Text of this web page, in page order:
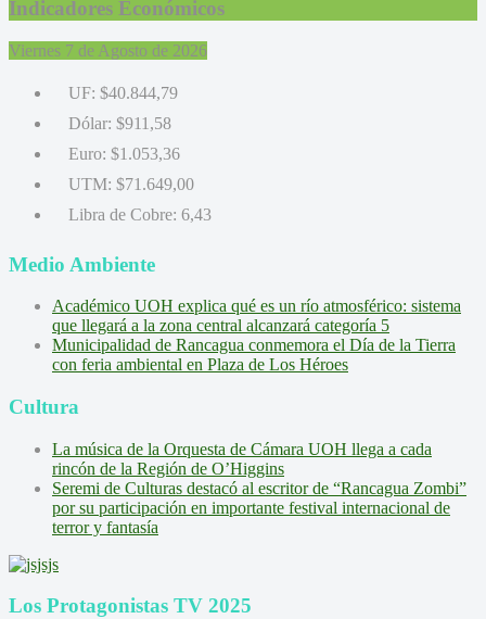
Indicadores Económicos
Viernes 7 de Agosto de 2026
UF: $40.844,79
Dólar: $911,58
Euro: $1.053,36
UTM: $71.649,00
Libra de Cobre: 6,43
Medio Ambiente
Académico UOH explica qué es un río atmosférico: sistema
que llegará a la zona central alcanzará categoría 5
Municipalidad de Rancagua conmemora el Día de la Tierra
con feria ambiental en Plaza de Los Héroes
Cultura
La música de la Orquesta de Cámara UOH llega a cada
rincón de la Región de O’Higgins
Seremi de Culturas destacó al escritor de “Rancagua Zombi”
por su participación en importante festival internacional de
terror y fantasía
Los Protagonistas TV 2025